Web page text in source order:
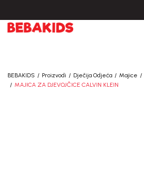
BEBAKIDS Proizvodi Dječija Odjeća Majice
MAJICA ZA DJEVOJČICE CALVIN KLEIN